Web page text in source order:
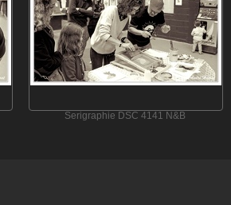
Serigraphie DSC 4141 N&B